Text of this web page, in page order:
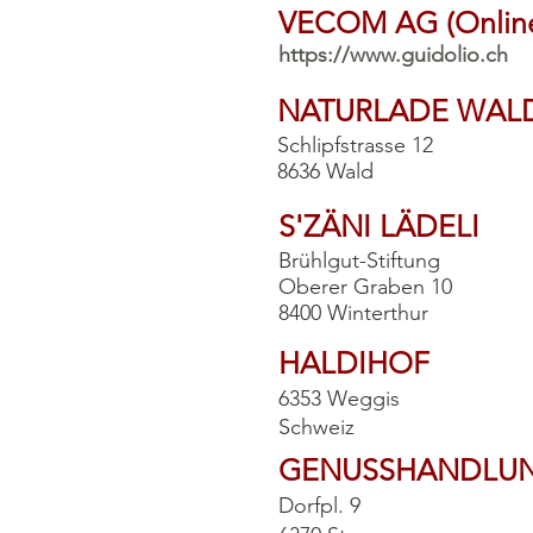
VECOM AG
https://www.guidolio.ch
NATURLADE
Schlipfstrasse 12
8636 Wald
S'ZÄNI LÄDELI
Brühlgut-Stiftung
Oberer Graben 10
8400 Winterthur
HALDIHOF
6353 Weggis
Schweiz
Dorfpl. 9